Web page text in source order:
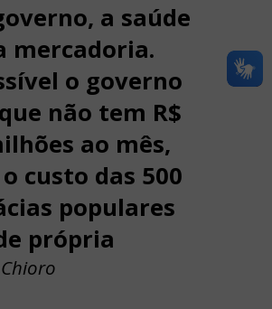
a saúde
mercadoria.
o governo
não tem R$
ao mês,
custo das 500
populares
própria